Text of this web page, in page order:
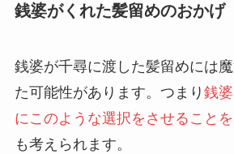
銭婆がくれた髪留めのおかげ
銭婆が千尋に渡した髪留めには
た可能性があります。つまり 銭
にこのような選択をさせること
も考えられます。